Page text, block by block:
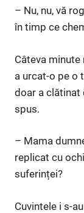
– Nu, nu, vă
în timp ce
Câteva
a urcat-o pe o
doar a clătinat
spus.
– Mama
replicat cu
suferinței?
Cuvintele i s-